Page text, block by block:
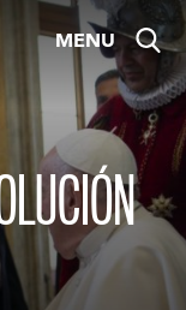
MENU